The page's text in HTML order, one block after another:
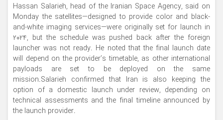
Hassan Salarieh, head of the Iranian Space Agency, said on
Monday the satellites—designed to provide color and black-
and-white imaging services—were originally set for launch in
2024, but the schedule was pushed back after the foreign
launcher was not ready. He noted that the final launch date
will depend on the provider’s timetable, as other international
payloads are set to be deployed on the same
mission.Salarieh confirmed that Iran is also keeping the
option of a domestic launch under review, depending on
technical assessments and the final timeline announced by
the launch provider.